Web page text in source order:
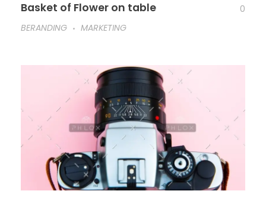
Basket of Flower on table
0
BERANDING
MARKETING